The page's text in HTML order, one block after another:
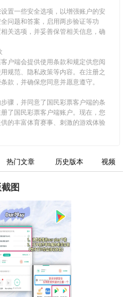
置一些安全选项，以增强账户的安
问题和答案，启用两步验证等功
关选项，并妥善保管相关信息，确
户端会提供使用条款和规定供您阅
规范、隐私政策等内容。在注册之
款，并确保您同意并愿意遵守。
骤，并同意了国民彩票客户端的条
了国民彩票客户端账户。现在，您
的丰富体育赛事、刺激的游戏体验
热门文章 历史版本 视频
图